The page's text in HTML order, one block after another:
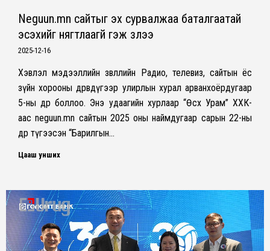
Neguun.mn сайтыг эх сурвалжаа баталгаатай
эсэхийг нягтлаагүй гэж үзлээ
2025-12-16
Хэвлэл мэдээллийн зөвлөлийн Радио, телевиз, сайтын ёс
зүйн хорооны дөрөвдүгээр улирлын хурал арванхоёрдугаар
5-ны өдөр боллоо. Энэ удаагийн хурлаар “Өсөх Урам” ХХК-
аас neguun.mn сайтын 2025 оны наймдугаар сарын 22-ны
өдөр түгээсэн “Барилгын…
Цааш унших